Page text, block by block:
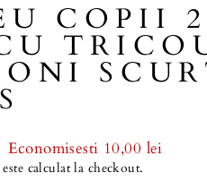
COPII 2
Economisesti 10,00 lei
este calculat la checkout.